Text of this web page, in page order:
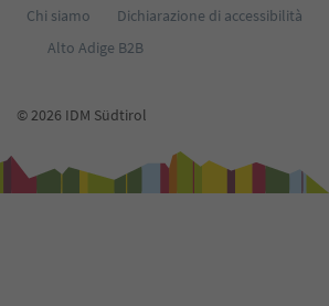
Chi siamo
Dichiarazione di accessibilità
Alto Adige B2B
© 2026 IDM Südtirol